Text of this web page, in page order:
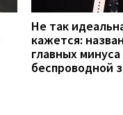
Не так
кажется:
главных минуса
беспроводной